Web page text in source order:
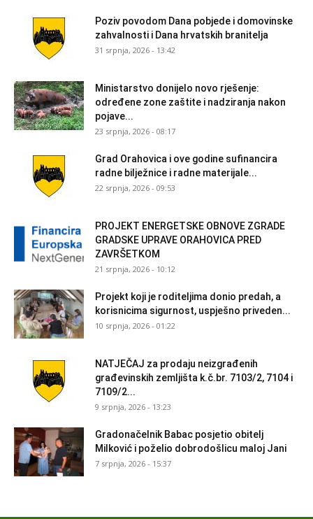
Poziv povodom Dana pobjede i domovinske
zahvalnosti i Dana hrvatskih branitelja
31 srpnja, 2026 - 13:42
Ministarstvo donijelo novo rješenje:
određene zone zaštite i nadziranja nakon
pojave...
23 srpnja, 2026 - 08:17
Grad Orahovica i ove godine sufinancira
radne bilježnice i radne materijale...
22 srpnja, 2026 - 09:53
PROJEKT ENERGETSKE OBNOVE ZGRADE
GRADSKE UPRAVE ORAHOVICA PRED
ZAVRŠETKOM
21 srpnja, 2026 - 10:12
Projekt koji je roditeljima donio predah, a
korisnicima sigurnost, uspješno priveden...
10 srpnja, 2026 - 01:22
NATJEČAJ za prodaju neizgrađenih
građevinskih zemljišta k.č.br. 7103/2, 7104 i
7109/2...
9 srpnja, 2026 - 13:23
Gradonačelnik Babac posjetio obitelj
Milković i poželio dobrodošlicu maloj Jani
7 srpnja, 2026 - 15:37